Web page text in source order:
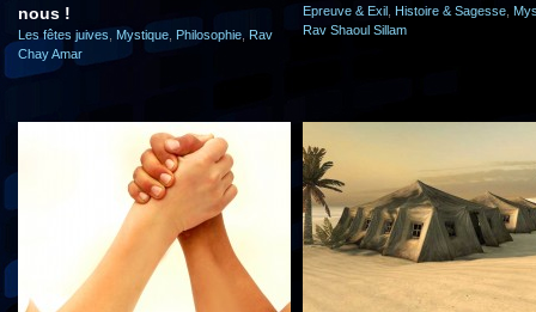
nous !
Les fêtes juives Mystique Philosophie Rav
Chay Amar
Epreuve & Exil Histoire & Sagesse
Rav Shaoul Sillam